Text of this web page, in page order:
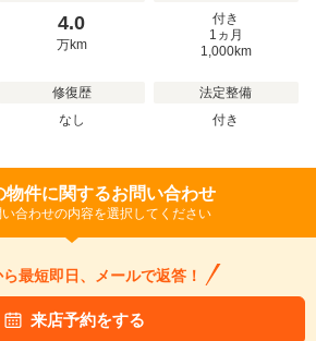
4.0
万km
付き
1ヵ月
1,000km
修復歴
なし
法定整備
付き
物件に関するお問い合わせ
い合わせの内容を選択してください
最短即日、メールで返答！
来店予約をする